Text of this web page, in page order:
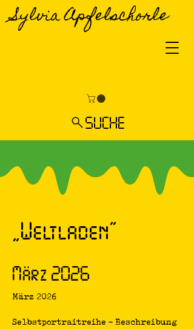
Sylvia Apfelschorle
SUCHE
„Weltladen“
März 2026
März 2026
Selbstportraitreihe - Beschreibung